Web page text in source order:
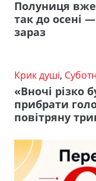
Полуниця вже
так до осені
зараз
Крик душі,
«Вночі різко
прибрати
повітряну